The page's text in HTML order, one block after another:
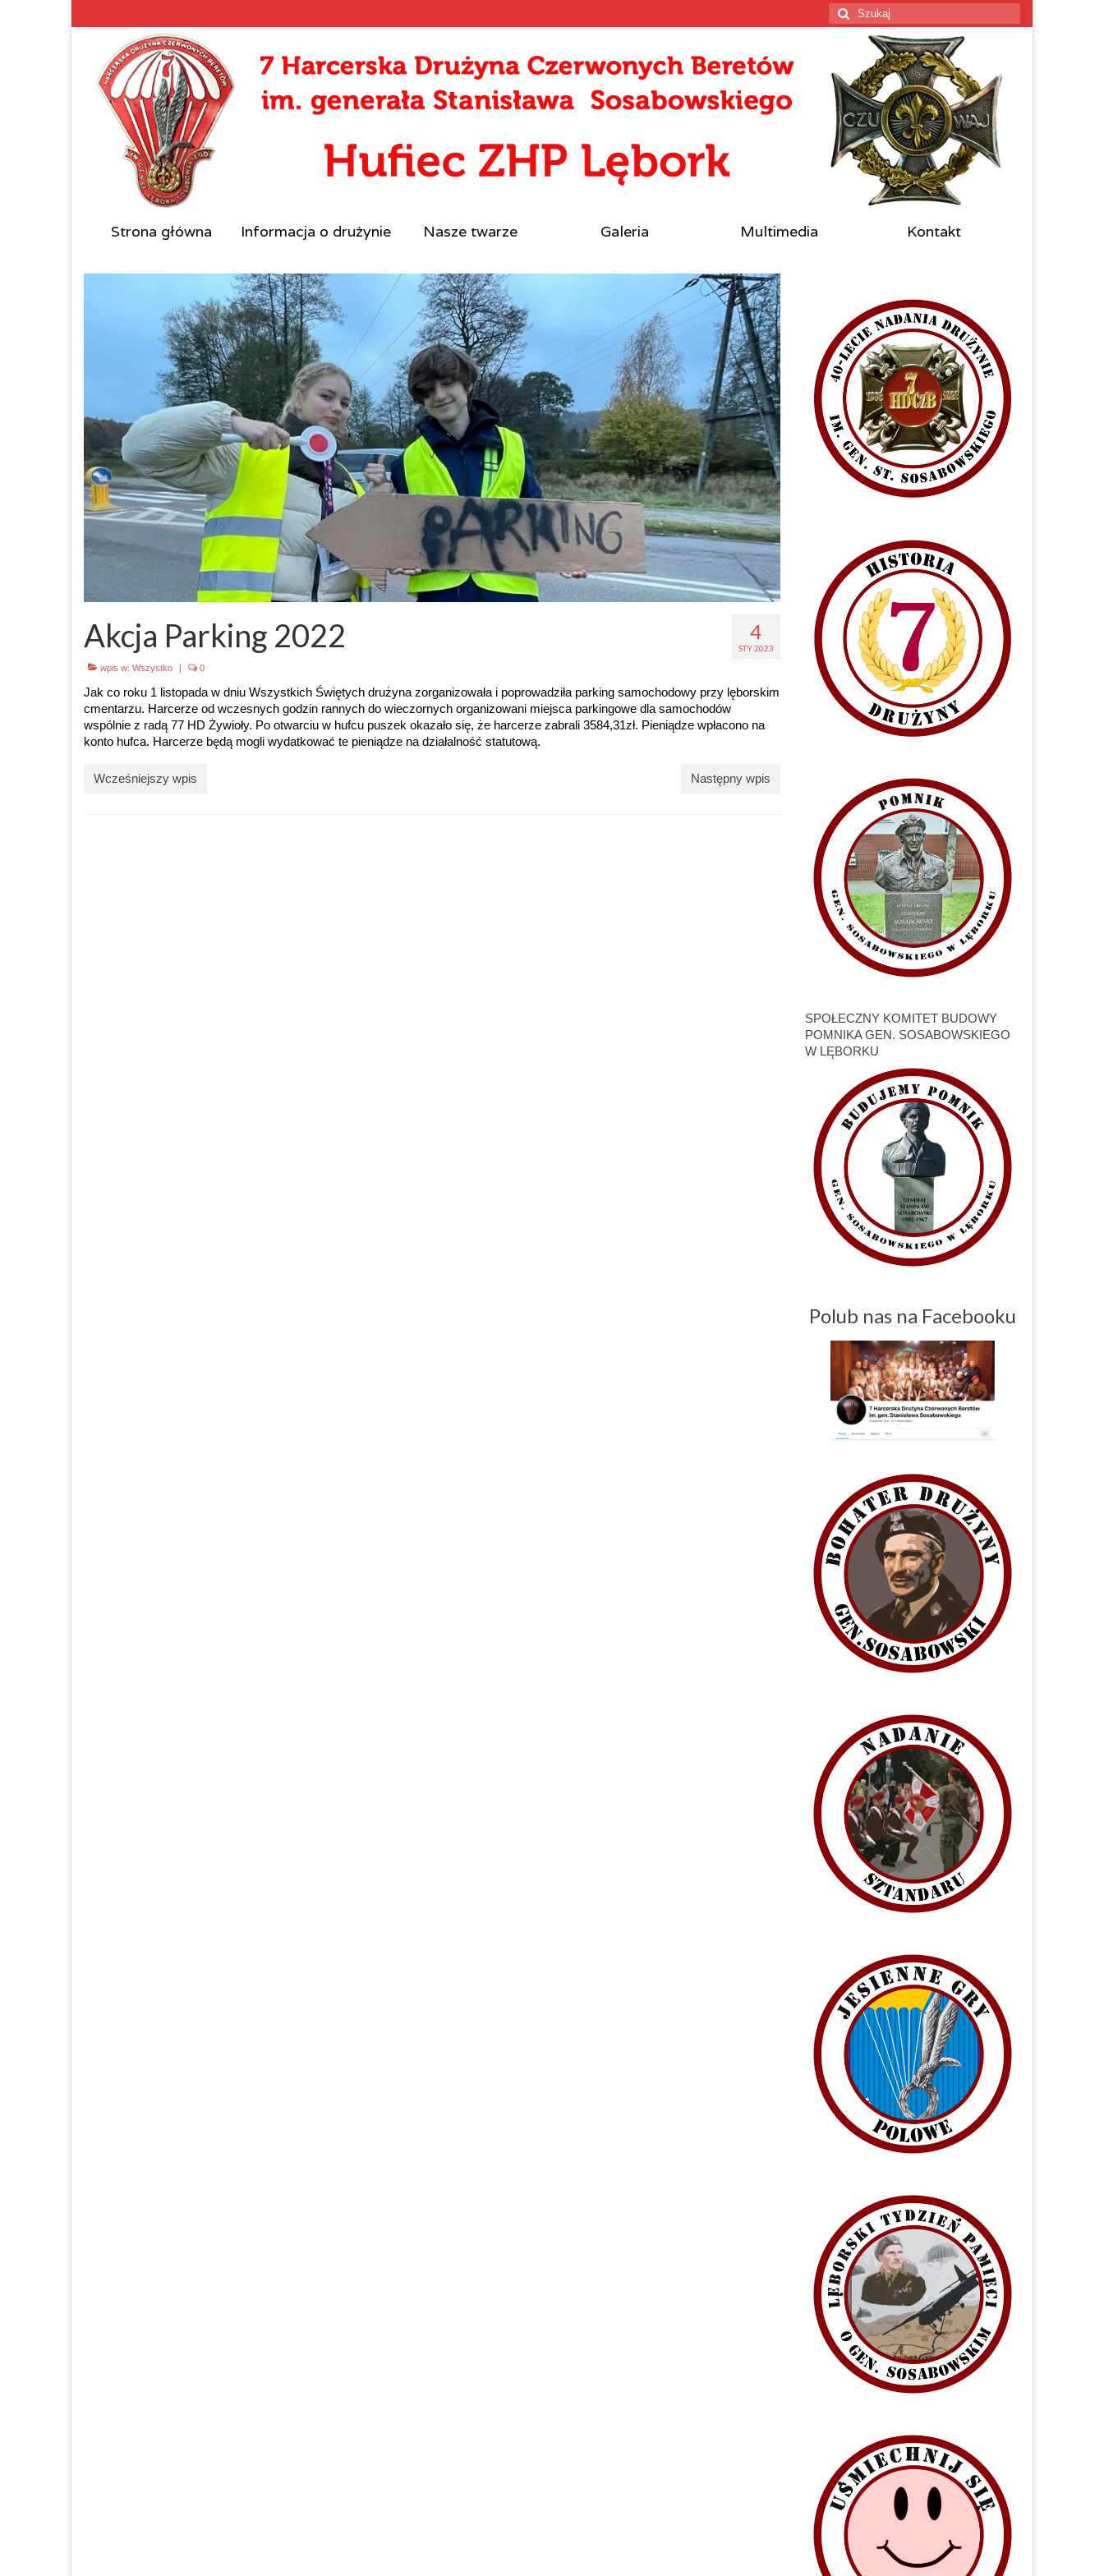
Szuklaj
w:
Strona główna Informacja o drużynie Nasze twarze Galeria Multimedia Kontakt
4
STY 2023
Akcja Parking 2022
wpis w: Wszystko | 0
Jak co roku 1 listopada w dniu Wszystkich Świętych drużyna zorganizowała i poprowadziła parking samochodowy przy lęborskim
cmentarzu. Harcerze od wczesnych godzin rannych do wieczornych organizowani miejsca parkingowe dla samochodów
wspólnie z radą 77 HD Żywioły. Po otwarciu w hufcu puszek okazało się, że harcerze zabrali 3584,31zł. Pieniądze wpłacono na
konto hufca. Harcerze będą mogli wydatkować te pieniądze na działalność statutową.
Wcześniejszy wpis Następny wpis
SPOŁECZNY KOMITET BUDOWY
POMNIKA GEN. SOSABOWSKIEGO
W LĘBORKU
Polub nas na Facebooku